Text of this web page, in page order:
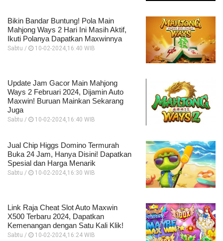
Bikin Bandar Buntung! Pola Main
Mahjong Ways 2 Hari Ini Masih Aktif,
Ikuti Polanya Dapatkan Maxwinnya
Sabtu / 10-02-2024,16:40 WIB
Update Jam Gacor Main Mahjong
Ways 2 Februari 2024, Dijamin Auto
Maxwin! Buruan Mainkan Sekarang
Juga
Sabtu / 10-02-2024,16:40 WIB
Jual Chip Higgs Domino Termurah
Buka 24 Jam, Hanya Disini! Dapatkan
Spesial dan Harga Menarik
Sabtu / 10-02-2024,16:30 WIB
Link Raja Cheat Slot Auto Maxwin
X500 Terbaru 2024, Dapatkan
Kemenangan dengan Satu Kali Klik!
Sabtu / 10-02-2024,16:24 WIB